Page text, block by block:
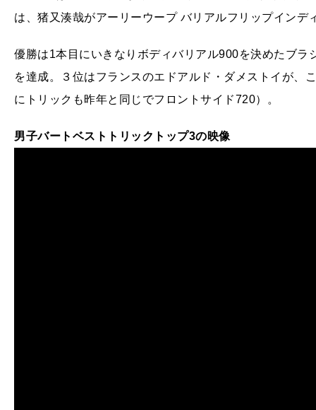
は、猪又湊哉がアーリーウープ バリアルフリップインデ
優勝は1本目にいきなりボディバリアル900を決めたブ
を達成。３位はフランスのエドアルド・ダメストイが、
にトリックも昨年と同じでフロントサイド720）。
男子バートベストトリックトップ3の映像